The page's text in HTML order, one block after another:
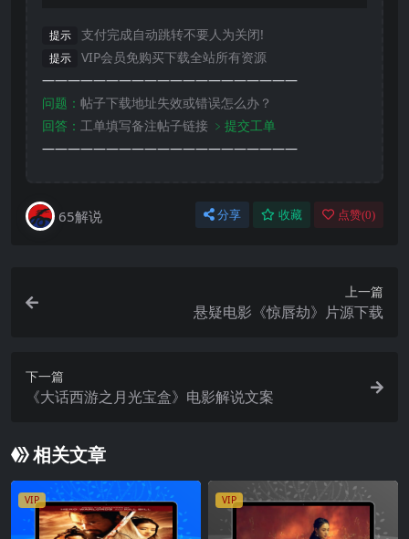
提示 支付完成自动跳转不要人为关闭!
提示
VIP会员免购买下载全站所有资源
————————————————————
问题： 帖子下载地址失效或错误怎么办？
回答： 工单填写备注帖子链接 ﹥提交工单
————————————————————
65解说 分享 收藏 点赞(0)
上一篇
悬疑电影《惊唇劫》片源下载
下一篇
《大话西游之月光宝盒》电影解说文案
相关文章
VIP VIP